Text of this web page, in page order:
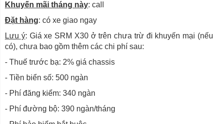
Khuyến mãi tháng này: call
Đặt hàng: có xe giao ngay
Lưu ý: Giá xe SRM X30 ở trên chưa trừ đi khuyến mại (nếu
có), chưa bao gồm thêm các chi phí sau:
- Thuế trước bạ: 2% giá chassis
- Tiền biển số: 500 ngàn
- Phí đăng kiểm: 340 ngàn
- Phí đường bộ: 390 ngàn/tháng